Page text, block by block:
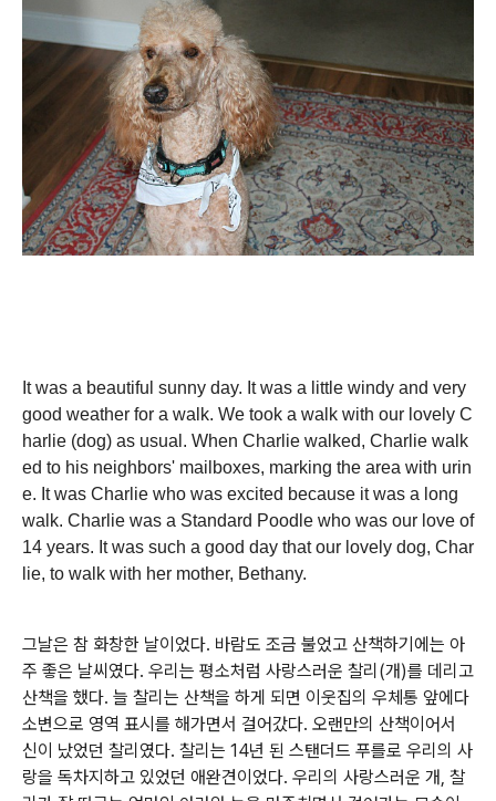
It was a beautiful sunny day. It was a little windy and very
good weather for a walk. We took a walk with our lovely C
harlie (dog) as usual. When Charlie walked, Charlie walk
ed to his neighbors' mailboxes, marking the area with urin
e. It was Charlie who was excited because it was a long
walk. Charlie was a Standard Poodle who was our love of
14 years. It was such a good day that our lovely dog, Char
lie, to walk with her mother, Bethany.
그날은 참 화창한 날이었다. 바람도 조금 불었고 산책하기에는 아
주 좋은 날씨였다. 우리는 평소처럼 사랑스러운 찰리(개)를 데리고
산책을 했다. 늘 찰리는 산책을 하게 되면 이웃집의 우체통 앞에다
소변으로 영역 표시를 해가면서 걸어갔다. 오랜만의 산책이어서
신이 났었던 찰리였다. 찰리는 14년 된 스탠더드 푸를로 우리의 사
랑을 독차지하고 있었던 애완견이었다. 우리의 사랑스러운 개, 찰